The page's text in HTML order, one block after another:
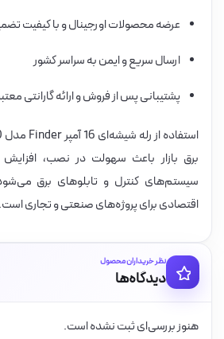
عرضه محصولات اورجینال و با کیفیت
ارسال سریع و ایمن به سراسر کشور
پشتیبانی پس از فروش و ارائه گارانتی
برق بازار باعث سهولت در نصب، افزایش
سیستم‌های کنترل و تابلوهای برق
اقتصادی برای پروژه‌های صنعتی و تجاری است.
نظر خریداران محصول
دیدگاه‌ها
هنوز بررسی‌ای ثبت نشده است.